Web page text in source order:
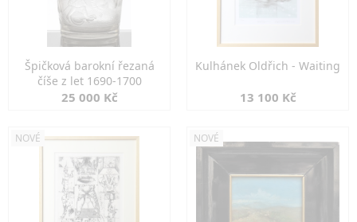
Špičková barokní řezaná
číše z let 1690-1700
25 000 Kč
Kulhánek Oldřich - Waiting
13 100 Kč
NOVÉ NOVÉ